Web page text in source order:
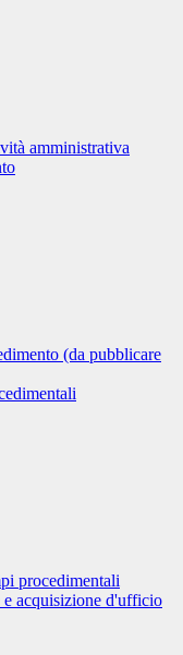
amministrativa
(da pubblicare
procedimentali
acquisizione d'ufficio